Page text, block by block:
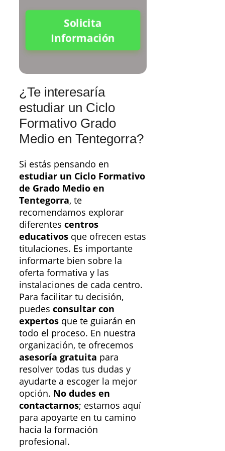
Solicita
Información
¿Te interesaría
estudiar un Ciclo
Formativo Grado
Medio en Tentegorra?
Si estás pensando en
estudiar un Ciclo Formativo
de Grado Medio en
Tentegorra, te
recomendamos explorar
diferentes centros
educativos que ofrecen estas
titulaciones. Es importante
informarte bien sobre la
oferta formativa y las
instalaciones de cada centro.
Para facilitar tu decisión,
puedes consultar con
expertos que te guiarán en
todo el proceso. En nuestra
organización, te ofrecemos
asesoría gratuita para
resolver todas tus dudas y
ayudarte a escoger la mejor
opción. No dudes en
contactarnos; estamos aquí
para apoyarte en tu camino
hacia la formación
profesional.